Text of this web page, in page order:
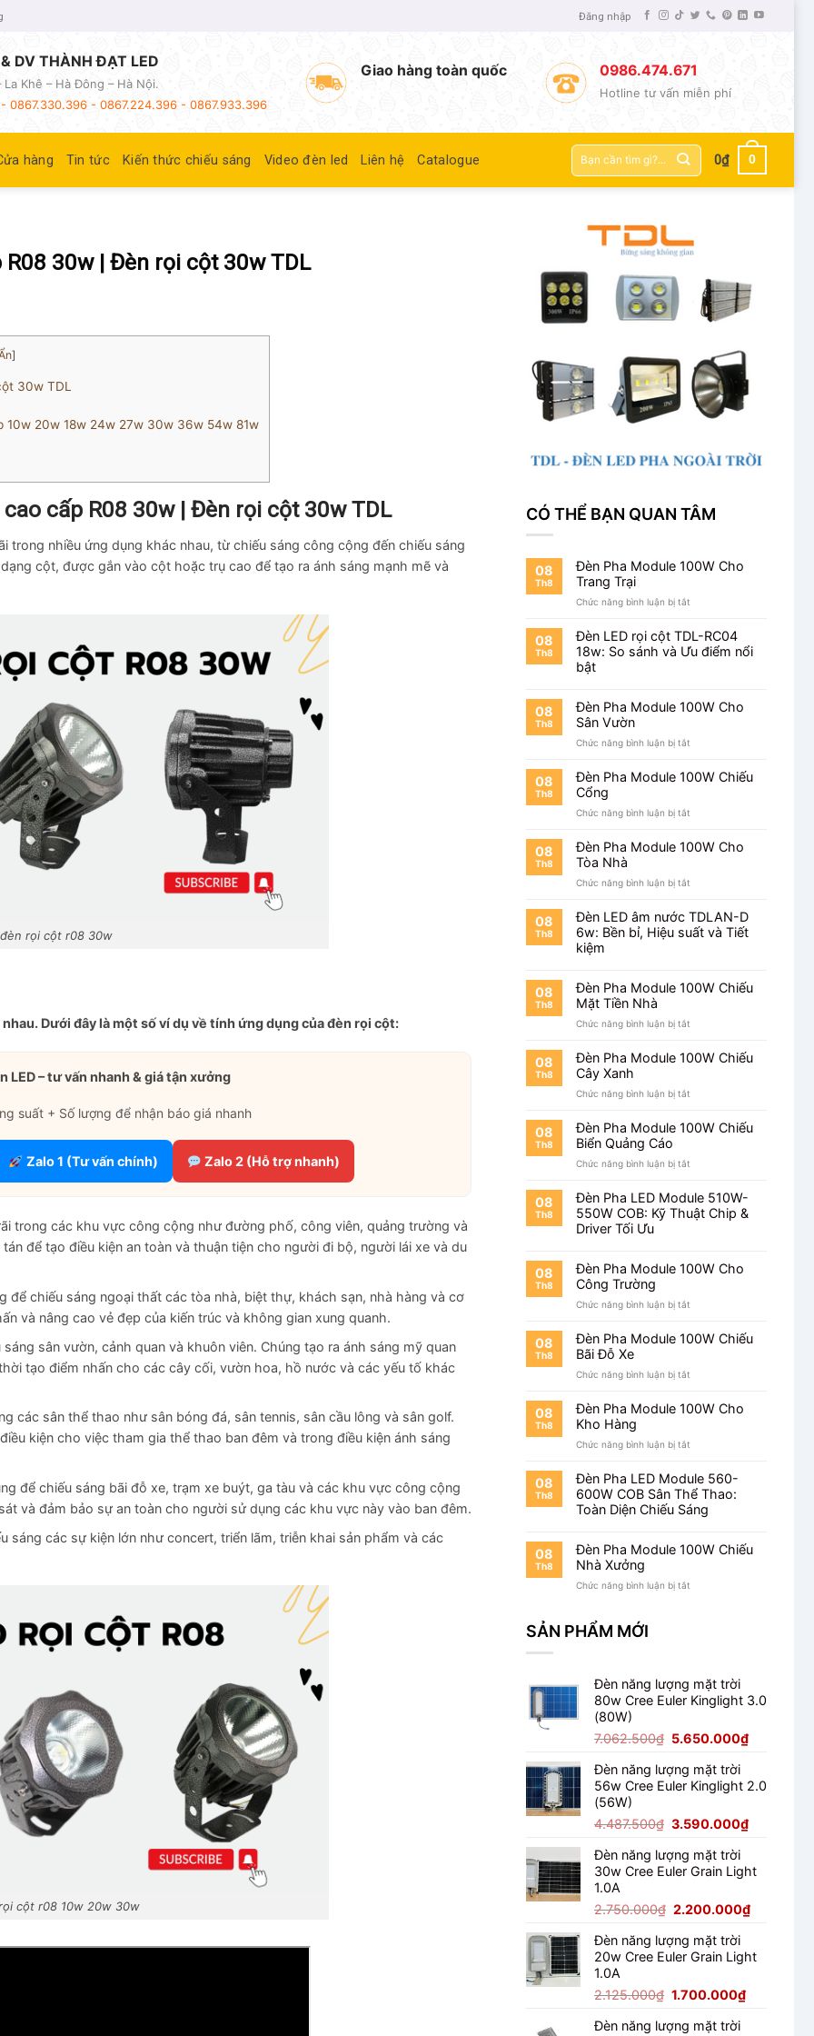
Đăng nhập
DV THÀNH ĐẠT LED
Khê – Hà Đông – Hà Nội.
0867.330.396 - 0867.224.396 - 0867.933.396
Giao hàng toàn quốc 0986.474.671
Hotline tư vấn miễn phí
hàng Tin tức Kiến thức chiếu sáng Video đèn led Liên hệ Catalogue
Tìm
kiếm:
0₫ 0
30w | Đèn rọi cột 30w TDL
]
30w TDL
20w 18w 24w 27w 30w 36w 54w 81w
cấp R08 30w | Đèn rọi cột 30w TDL
nhiều ứng dụng khác nhau, từ chiếu sáng công cộng đến chiếu sáng
cột, được gắn vào cột hoặc trụ cao để tạo ra ánh sáng mạnh mẽ và
đèn rọi cột r08 30w
Dưới đây là một số ví dụ về tính ứng dụng của đèn rọi cột:
LED – tư vấn nhanh & giá tận xưởng
suất + Số lượng để nhận báo giá nhanh
Zalo 1 (Tư vấn chính) Zalo 2 (Hỗ trợ nhanh)
trong các khu vực công cộng như đường phố, công viên, quảng trường và
để tạo điều kiện an toàn và thuận tiện cho người đi bộ, người lái xe và du
chiếu sáng ngoại thất các tòa nhà, biệt thự, khách sạn, nhà hàng và cơ
và nâng cao vẻ đẹp của kiến trúc và không gian xung quanh.
sân vườn, cảnh quan và khuôn viên. Chúng tạo ra ánh sáng mỹ quan
tạo điểm nhấn cho các cây cối, vườn hoa, hồ nước và các yếu tố khác
các sân thể thao như sân bóng đá, sân tennis, sân cầu lông và sân golf.
kiện cho việc tham gia thể thao ban đêm và trong điều kiện ánh sáng
để chiếu sáng bãi đỗ xe, trạm xe buýt, ga tàu và các khu vực công cộng
và đảm bảo sự an toàn cho người sử dụng các khu vực này vào ban đêm.
sáng các sự kiện lớn như concert, triển lãm, triễn khai sản phẩm và các
cột r08 10w 20w 30w
CÓ THỂ BẠN QUAN TÂM
08
Th8
Đèn Pha Module 100W Cho
Trang Trại
Chức năng bình luận bị tắt
Pha
Module
100W
Trại
08
Th8
Đèn LED rọi cột TDL-RC04
18w: So sánh và Ưu điểm nổi
bật
08
Th8
Đèn Pha Module 100W Cho
Sân Vườn
Chức năng bình luận bị tắt
Pha
Module
Vườn
08
Th8
Đèn Pha Module 100W Chiếu
Cổng
Chức năng bình luận bị tắt
Pha
Module
08
Th8
Đèn Pha Module 100W Cho
Tòa Nhà
Chức năng bình luận bị tắt
Pha
Module
100W
Nhà
08
Th8
Đèn LED âm nước TDLAN-D
6w: Bền bỉ, Hiệu suất và Tiết
kiệm
08
Th8
Đèn Pha Module 100W Chiếu
Mặt Tiền Nhà
Chức năng bình luận bị tắt
Pha
Module
Tiền
08
Th8
Đèn Pha Module 100W Chiếu
Cây Xanh
Chức năng bình luận bị tắt
Pha
Module
Xanh
08
Th8
Đèn Pha Module 100W Chiếu
Biển Quảng Cáo
Chức năng bình luận bị tắt
Pha
Module
100W
Quảng
08
Th8
Đèn Pha LED Module 510W-
550W COB: Kỹ Thuật Chip &
Driver Tối Ưu
08
Th8
Đèn Pha Module 100W Cho
Công Trường
Chức năng bình luận bị tắt
Pha
Module
Trường
08
Th8
Đèn Pha Module 100W Chiếu
Bãi Đỗ Xe
Chức năng bình luận bị tắt
Pha
Module
Đỗ
Xe
08
Th8
Đèn Pha Module 100W Cho
Kho Hàng
Chức năng bình luận bị tắt
Pha
Module
100W
Cho
Hàng
08
Th8
Đèn Pha LED Module 560-
600W COB Sân Thể Thao:
Toàn Diện Chiếu Sáng
08
Th8
Đèn Pha Module 100W Chiếu
Nhà Xưởng
Chức năng bình luận bị tắt
Xưởng
SẢN PHẨM MỚI
Đèn năng lượng mặt trời
80w Cree Euler Kinglight 3.0
(80W)
7.062.500₫ Giá
là:
7.062.500₫.
5.650.000₫Giá
là:
Đèn năng lượng mặt trời
56w Cree Euler Kinglight 2.0
(56W)
4.487.500₫ Giá
là:
4.487.500₫.
3.590.000₫Giá
là:
Đèn năng lượng mặt trời
30w Cree Euler Grain Light
1.0A
2.750.000₫ Giá
là:
2.750.000₫.
2.200.000₫Giá
là:
Đèn năng lượng mặt trời
20w Cree Euler Grain Light
1.0A
2.125.000₫ Giá
là:
1.700.000₫Giá
Đèn năng lượng mặt trời